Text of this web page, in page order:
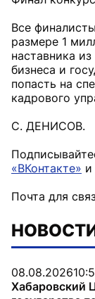
Все
размере 1
наставника
бизнеса и
попасть на
кадрового
С. ДЕНИСОВ.
«ВКонтакте» и
Почта для
08.08.2026
Хабаровский